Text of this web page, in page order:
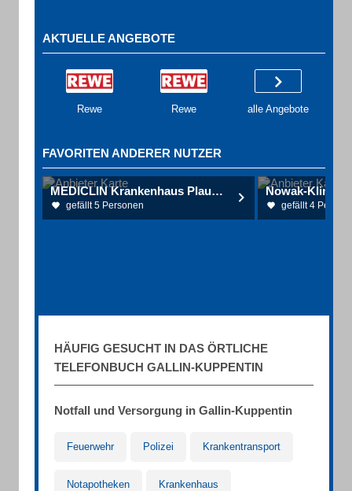
AKTUELLE ANGEBOTE
Rewe Rewe alle Angebote
FAVORITEN ANDERER NUTZER
MEDICLIN Krankenhaus Plau am See
gefällt 5 Personen gefällt 4
HÄUFIG GESUCHT IN DAS ÖRTLICHE
TELEFONBUCH GALLIN-KUPPENTIN
Notfall und Versorgung in Gallin-Kuppentin
Feuerwehr Polizei Krankentransport
Notapotheken Krankenhaus